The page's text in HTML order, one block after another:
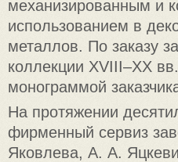
механизированным и
использованием в
металлов. По заказу
коллекции XVIII–ХХ
монограммой
На протяжении
фирменный сервиз
Яковлева, А. А.